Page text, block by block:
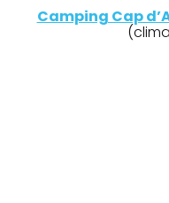
Camping Cap